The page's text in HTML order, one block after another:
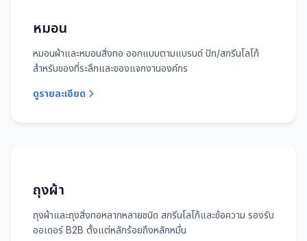
หมอน
หมอนผ้าและหมอนสิ่งทอ ออกแบบตามแบรนด์ ปัก/สกรีนโลโก้
สำหรับของที่ระลึกและของแจกงานองค์กร
ดูรายละเอียด
ถุงผ้า
ถุงผ้าและถุงสิ่งทอหลากหลายชนิด สกรีนโลโก้และข้อความ รองรับ
ออเดอร์ B2B ตั้งแต่หลักร้อยถึงหลักหมื่น